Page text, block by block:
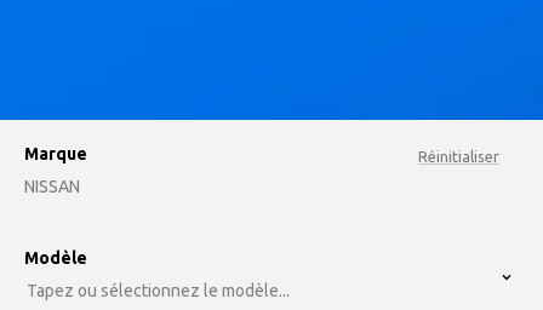
Réinitialiser
Marque
NISSAN
option , selected.
Modèle
Tapez ou sélectionnez le modèle...